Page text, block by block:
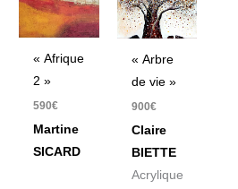
« Afrique
2 »
590€
Martine
SICARD
« Arbre
de vie »
900€
Claire
BIETTE
Acrylique